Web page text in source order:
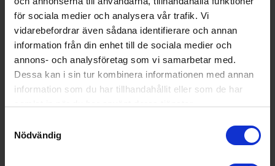
för sociala medier och analysera vår trafik. Vi
vidarebefordrar även sådana identifierare och annan
information från din enhet till de sociala medier och
annons- och analysföretag som vi samarbetar med.
Dessa kan i sin tur kombinera informationen med annan
information som du har tillhandahållit eller som de har
Nödvändig
Humidity Fresh +
Bevara den ursprungliga konsistensen och smaken på
färskvaror längre. Justera luftfuktigheten i Humidity Fresh+-
lådan genom att vrida på kontrollvredet. Detta skapar en
idealisk miljö för förvaring av frukt och grönsaker så att de